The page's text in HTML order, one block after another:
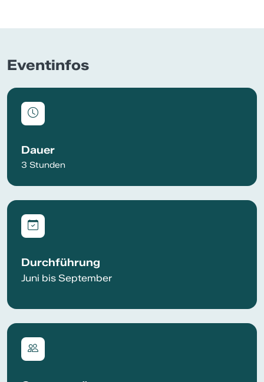
Eventinfos
Dauer
3 Stunden
Durchführung
Juni bis September